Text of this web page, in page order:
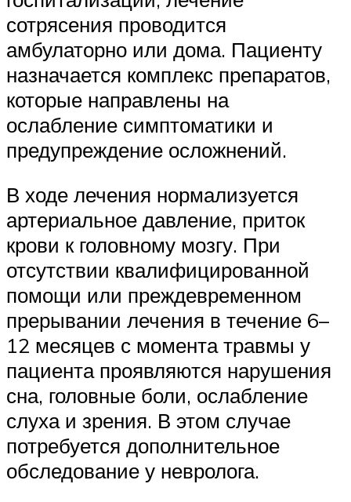
сотрясения проводится
амбулаторно или дома. Пациенту
назначается комплекс препаратов,
которые направлены на
ослабление симптоматики и
предупреждение осложнений.
В ходе лечения нормализуется
артериальное давление, приток
крови к головному мозгу. При
отсутствии квалифицированной
помощи или преждевременном
прерывании лечения в течение 6–
12 месяцев с момента травмы у
пациента проявляются нарушения
сна, головные боли, ослабление
слуха и зрения. В этом случае
потребуется дополнительное
обследование у невролога.